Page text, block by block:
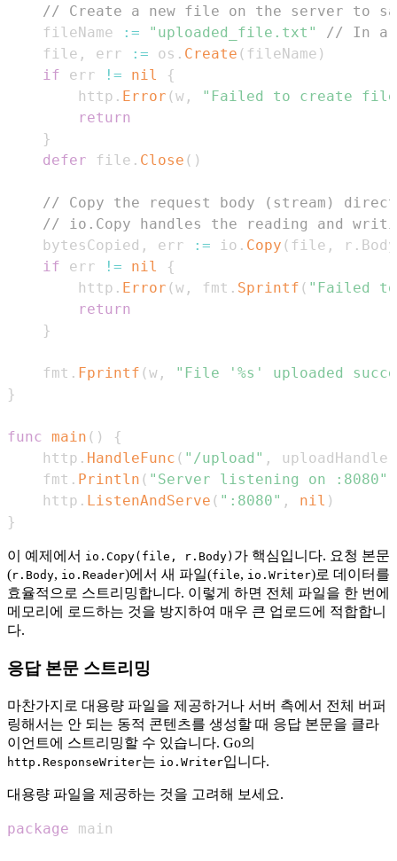
// Create a new file on the server to
	fileName
:= "uploaded_file.txt"
// In a
	file
, err := os . Create ( fileName )
if err != nil
{
		http
. Error (w ,
"Failed to create
return
}
defer file . Close ( )
// Copy the request body (stream)
// io.Copy handles the reading and
	bytesCopied
, err := io . Copy ( file , r . Body
if err != nil
{
		http
. Error (w , fmt . Sprintf ( "Failed
return
}
	fmt
. Fprintf (w ,
"File '%s' uploaded
}
func main ( )
{
	http
. HandleFunc ( "/upload" ,
uploadHandler
	fmt
. Println ( "Server listening on :8080"
	http
. ListenAndServe ( ":8080" , nil )
}
이 예제에서 io.Copy(file, r.Body) 가 핵심입니다. 요청 본문
(r.Body, io.Reader)에서 새 파일(file, io.Writer)로 데이터를
효율적으로 스트리밍합니다. 이렇게 하면 전체 파일을 한 번에
메모리에 로드하는 것을 방지하여 매우 큰 업로드에 적합합니
다.
응답 본문 스트리밍
마찬가지로 대용량 파일을 제공하거나 서버 측에서 전체 버퍼
링해서는 안 되는 동적 콘텐츠를 생성할 때 응답 본문을 클라
이언트에 스트리밍할 수 있습니다. Go의
http.ResponseWriter는 io.Writer입니다.
대용량 파일을 제공하는 것을 고려해 보세요.
package